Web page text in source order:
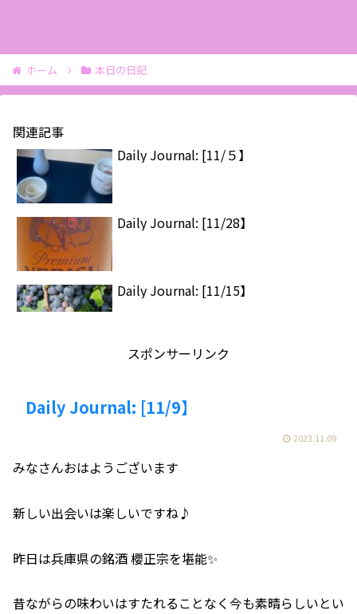
ホーム 本日の日記
関連記事
Daily Journal: [11/５】
Daily Journal: [11/28】
Daily Journal: [11/15】
スポンサーリンク
Daily Journal: [11/9】
2023.11.09
みなさんおはようございます
新しい出会いは楽しいですね♪
昨日は兵庫県の銘酒 櫻正宗を堪能✨
昔ながらの味わいはすたれることなく今も素晴らしいとい